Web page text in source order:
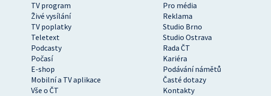
TV program
Pro média
Živé vysílání
Reklama
TV poplatky
Studio Brno
Teletext
Studio Ostrava
Podcasty
Rada ČT
Počasí
Kariéra
E-shop
Podávání námětů
Mobilní a TV aplikace
Časté dotazy
Vše o ČT
Kontakty